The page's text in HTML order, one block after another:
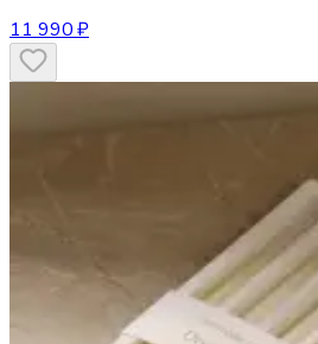
11 990 ₽